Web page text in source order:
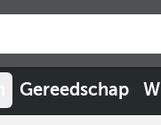
Gereedschap